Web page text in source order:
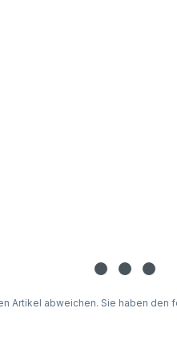
Artikel abweichen. Sie haben den